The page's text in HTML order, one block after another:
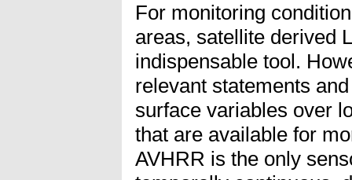
For monitoring
areas, satellite derived
indispensable tool.
relevant statements
surface variables over
that are available for
AVHRR is the only